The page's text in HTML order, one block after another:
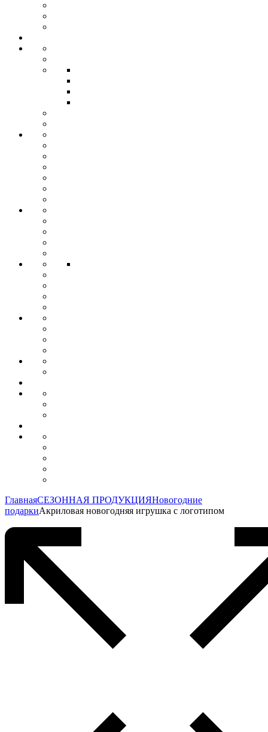
ГлавнаяСЕЗОННАЯ ПРОДУКЦИЯНовогодние
подаркиАкриловая новогодняя игрушка с логотипом